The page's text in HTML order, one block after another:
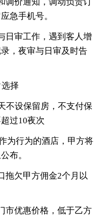
急手机号。
审工作，遇到客人增
，夜审与日审及时告
择
设保留房，不支付保
过10夜次
行为的酒店，甲方将
布。
欠甲方佣金2个月以
优惠价格，低于乙方